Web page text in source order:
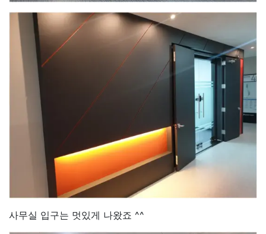
사무실 입구는 멋있게 나왔죠 ^^